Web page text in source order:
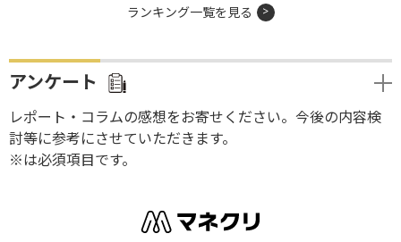
ランキング一覧を見る
アンケート
レポート・コラムの感想をお寄せください。今後の内容検
討等に参考にさせていただきます。
※は必須項目です。